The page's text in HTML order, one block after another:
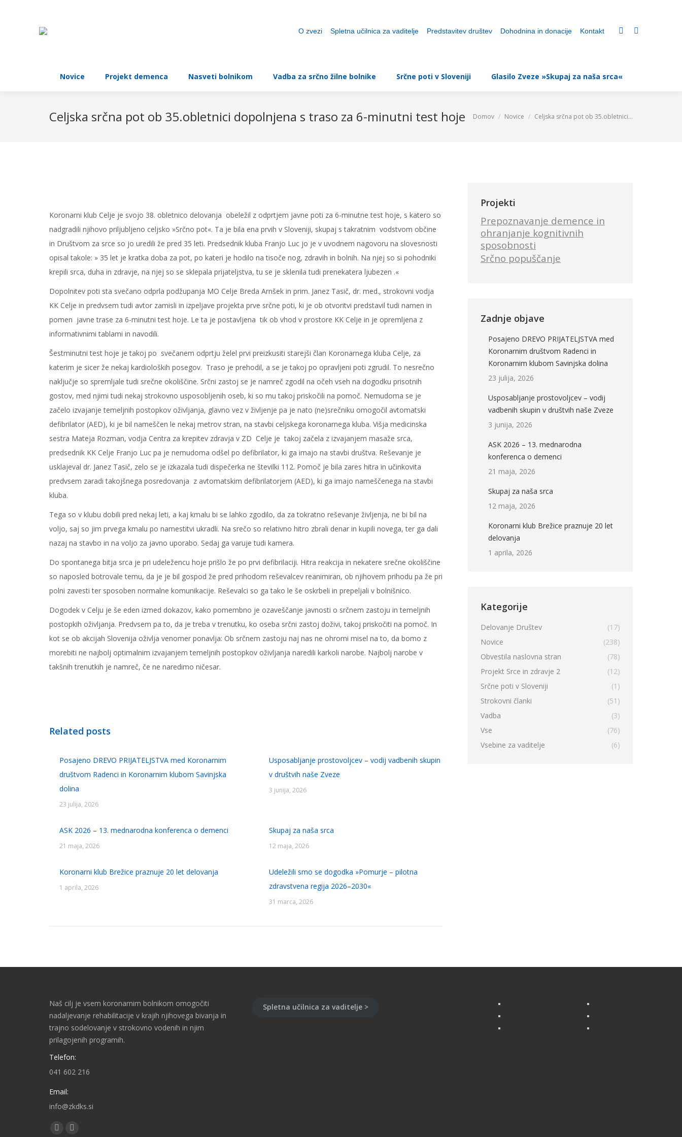
O zvezi Spletna učilnica za vaditelje Predstavitev društev Dohodnina in donacije Kontakt
Novice Projekt demenca Nasveti bolnikom Vadba za srčno žilne bolnike Srčne poti v Sloveniji Glasilo Zveze »Skupaj za naša srca«
Celjska srčna pot ob 35.obletnici dopolnjena s traso za 6-minutni test hoje You are here:
Domov Novice Celjska srčna pot ob 35.obletnici…
Koronarni klub Celje je svojo 38. obletnico delovanja obeležil z odprtjem javne poti za 6-minutne test hoje, s katero so
nadgradili njihovo priljubljeno celjsko »Srčno pot«. Ta je bila ena prvih v Sloveniji, skupaj s takratnim vodstvom občine
in Društvom za srce so jo uredili že pred 35 leti. Predsednik kluba Franjo Luc jo je v uvodnem nagovoru na slovesnosti
opisal takole: » 35 let je kratka doba za pot, po kateri je hodilo na tisoče nog, zdravih in bolnih. Na njej so si pohodniki
krepili srca, duha in zdravje, na njej so se sklepala prijateljstva, tu se je sklenila tudi prenekatera ljubezen .«
Dopolnitev poti sta svečano odprla podžupanja MO Celje Breda Arnšek in prim. Janez Tasič, dr. med., strokovni vodja
KK Celje in predvsem tudi avtor zamisli in izpeljave projekta prve srčne poti, ki je ob otvoritvi predstavil tudi namen in
pomen javne trase za 6-minutni test hoje. Le ta je postavljena tik ob vhod v prostore KK Celje in je opremljena z
informativnimi tablami in navodili.
Šestminutni test hoje je takoj po svečanem odprtju želel prvi preizkusiti starejši član Koronarnega kluba Celje, za
katerim je sicer že nekaj kardioloških posegov. Traso je prehodil, a se je takoj po opravljeni poti zgrudil. To nesrečno
naključje so spremljale tudi srečne okoliščine. Srčni zastoj se je namreč zgodil na očeh vseh na dogodku prisotnih
gostov, med njimi tudi nekaj strokovno usposobljenih oseb, ki so mu takoj priskočili na pomoč. Nemudoma se je
začelo izvajanje temeljnih postopkov oživljanja, glavno vez v življenje pa je nato (ne)srečniku omogočil avtomatski
defibrilator (AED), ki je bil nameščen le nekaj metrov stran, na stavbi celjskega koronarnega kluba. Višja medicinska
sestra Mateja Rozman, vodja Centra za krepitev zdravja v ZD Celje je takoj začela z izvajanjem masaže srca,
predsednik KK Celje Franjo Luc pa je nemudoma odšel po defibrilator, ki ga imajo na stavbi društva. Reševanje je
usklajeval dr. Janez Tasič, zelo se je izkazala tudi dispečerka ne številki 112. Pomoč je bila zares hitra in učinkovita
predvsem zaradi takojšnega posredovanja z avtomatskim defibrilatorjem (AED), ki ga imajo nameščenega na stavbi
kluba.
Tega so v klubu dobili pred nekaj leti, a kaj kmalu bi se lahko zgodilo, da za tokratno reševanje življenja, ne bi bil na
voljo, saj so jim prvega kmalu po namestitvi ukradli. Na srečo so relativno hitro zbrali denar in kupili novega, ter ga dali
nazaj na stavbo in na voljo za javno uporabo. Sedaj ga varuje tudi kamera.
Do spontanega bitja srca je pri udeležencu hoje prišlo že po prvi defibrilaciji. Hitra reakcija in nekatere srečne okoliščine
so naposled botrovale temu, da je je bil gospod že pred prihodom reševalcev reanimiran, ob njihovem prihodu pa že pri
polni zavesti ter sposoben normalne komunikacije. Reševalci so ga tako le še oskrbeli in prepeljali v bolnišnico.
Dogodek v Celju je še eden izmed dokazov, kako pomembno je ozaveščanje javnosti o srčnem zastoju in temeljnih
postopkih oživljanja. Predvsem pa to, da je treba v trenutku, ko oseba srčni zastoj doživi, takoj priskočiti na pomoč. In
kot se ob akcijah Slovenija oživlja venomer ponavlja: Ob srčnem zastoju naj nas ne ohromi misel na to, da bomo z
morebiti ne najbolj optimalnim izvajanjem temeljnih postopkov oživljanja naredili karkoli narobe. Najbolj narobe v
takšnih trenutkih je namreč, če ne naredimo ničesar.
Related posts
Posajeno DREVO PRIJATELJSTVA med Koronarnim
društvom Radenci in Koronarnim klubom Savinjska
dolina
23 julija, 2026
Usposabljanje prostovoljcev – vodij vadbenih skupin
v društvih naše Zveze
3 junija, 2026
ASK 2026 – 13. mednarodna konferenca o demenci
21 maja, 2026
Skupaj za naša srca
12 maja, 2026
Koronarni klub Brežice praznuje 20 let delovanja
1 aprila, 2026
Udeležili smo se dogodka »Pomurje – pilotna
zdravstvena regija 2026–2030«
31 marca, 2026
Projekti
Prepoznavanje demence in
ohranjanje kognitivnih
sposobnosti
Srčno popuščanje
Zadnje objave
Posajeno DREVO PRIJATELJSTVA med
Koronarnim društvom Radenci in
Koronarnim klubom Savinjska dolina
23 julija, 2026
Usposabljanje prostovoljcev – vodij
vadbenih skupin v društvih naše Zveze
3 junija, 2026
ASK 2026 – 13. mednarodna
konferenca o demenci
21 maja, 2026
Skupaj za naša srca
12 maja, 2026
Koronarni klub Brežice praznuje 20 let
delovanja
1 aprila, 2026
Kategorije
Delovanje Društev
(17)
Novice
(238)
Obvestila naslovna stran
(78)
Projekt Srce in zdravje 2
(12)
Srčne poti v Sloveniji
(1)
Strokovni članki
(51)
Vadba
(3)
Vse
(76)
Vsebine za vaditelje
(6)
Naš cilj je vsem koronarnim bolnikom omogočiti
nadaljevanje rehabilitacije v krajih njihovega bivanja in
trajno sodelovanje v strokovno vodenih in njim
prilagojenih programih.
Telefon:
041 602 216
Email:
info@zkdks.si
Find us on:
FacebookYouTube
Spletna učilnica za vaditelje >